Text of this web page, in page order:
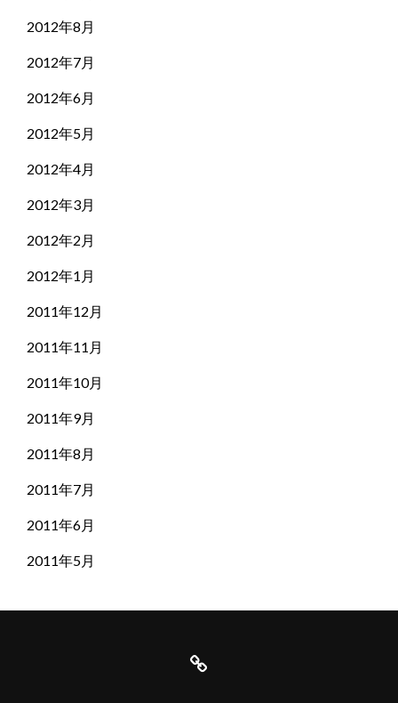
2012年8月
2012年7月
2012年6月
2012年5月
2012年4月
2012年3月
2012年2月
2012年1月
2011年12月
2011年11月
2011年10月
2011年9月
2011年8月
2011年7月
2011年6月
2011年5月